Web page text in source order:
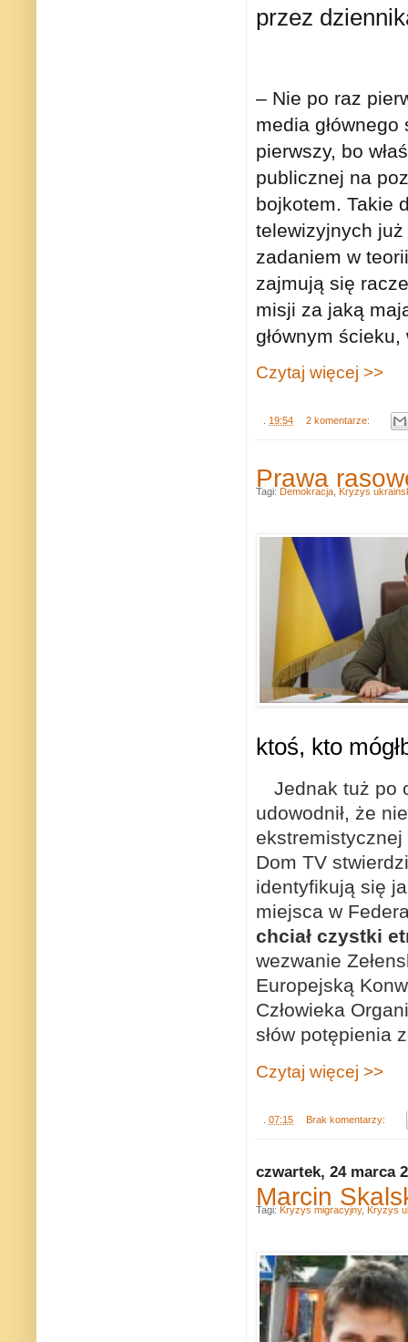
przez
– Nie po raz
media
pierwszy, bo
publicznej na
bojkotem. Takie
telewizyjnych już
zadaniem w
zajmują się
misji za jaką
głównym
Czytaj więcej >>
19:54 2 komentarze:
Prawa
ktoś, kto
Jednak tuż po
udowodnił, że
ekstremistycznej
Dom TV
identyfikują się
miejsca w
chciał czystki
wezwanie
Europejską
Człowieka
słów potępienia
Czytaj więcej >>
07:15 Brak komentarzy:
Tagi: Demokracja Kryzys
czwartek, 24 marca
Marcin
Tagi: Kryzys migracyjny, Kryzys